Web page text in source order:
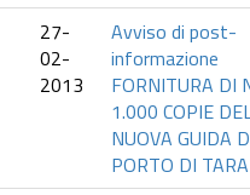
27-
02-
2013
Avviso di post-
informazione
FORNITURA DI
1.000 COPIE
NUOVA GUIDA
PORTO DI